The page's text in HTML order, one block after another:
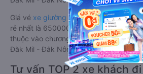
Giá vé xe giường nằm đôi đi Đăk Mil -
rẻ nhất là 650000VND của hãng xe
thuộc vào chương trình khuyến mãi,
Đăk Mil - Đắk Nông giường nằm đôi
Tư vấn TOP 2 xe khách